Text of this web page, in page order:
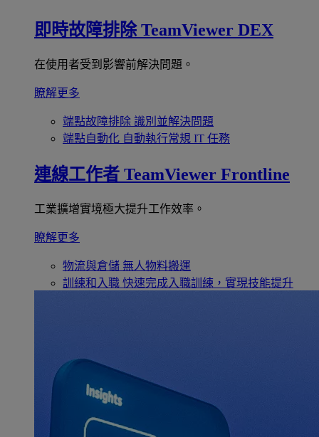
即時故障排除 TeamViewer DEX
在使用者受到影響前解決問題。
瞭解更多
端點故障排除 識別並解決問題
端點自動化 自動執行常規 IT 任務
連線工作者 TeamViewer Frontline
工業擴增實境極大提升工作效率。
瞭解更多
物流與倉儲 無人物料搬運
訓練和入職 快速完成入職訓練，實現技能提升